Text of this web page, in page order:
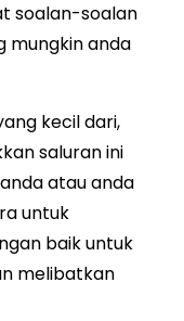
soalan-soalan
mungkin anda
kecil dari,
saluran ini
atau anda
untuk
baik untuk
melibatkan